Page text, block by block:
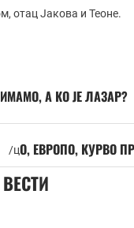
отац Јакова и Теоне.
А КО ЈЕ ЛАЗАР?
/цО, ЕВРОПО, КУРВО